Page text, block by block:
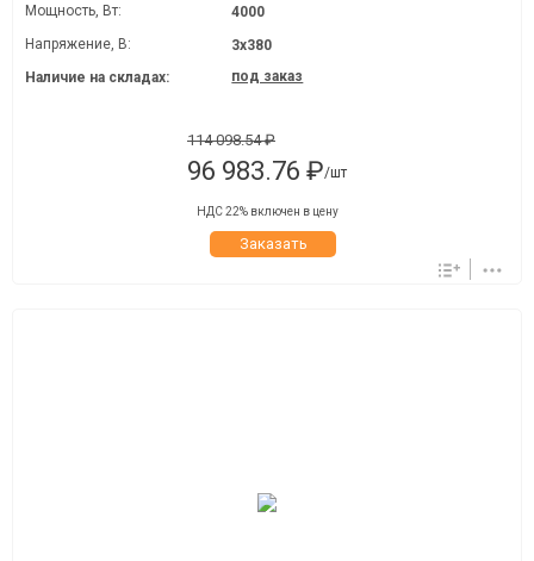
Мощность, Вт:
4000
Напряжение, В:
3х380
Наличие на складах:
под заказ
114 098.54 ₽
96 983.76 ₽/шт
НДС 22% включен в цену
Заказать